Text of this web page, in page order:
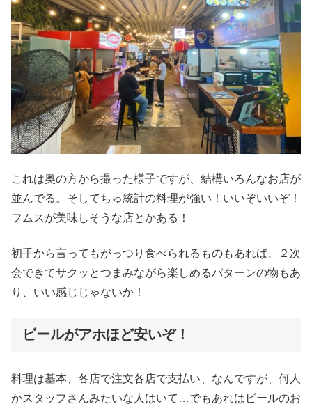
これは奥の方から撮った様子ですが、結構いろんなお店が
並んでる。そしてちゅ統計の料理が強い！いいぞいいぞ！
フムスが美味しそうな店とかある！
初手から言ってもがっつり食べられるものもあれば、２次
会できてサクッとつまみながら楽しめるパターンの物もあ
り、いい感じじゃないか！
ビールがアホほど安いぞ！
料理は基本、各店で注文各店で支払い、なんですが、何人
かスタッフさんみたいな人はいて…でもあれはビールのお